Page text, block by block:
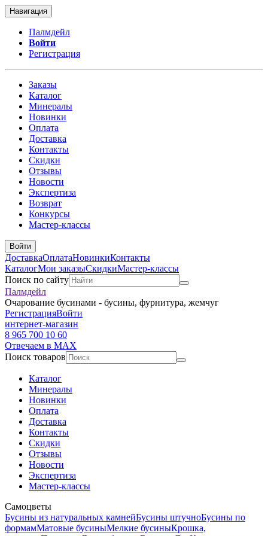
Навигация
Палмдейл
Войти
Регистрация
Заказы
Каталог
Минералы
Новинки
Оплата
Доставка
Контакты
Скидки
Отзывы
Новости
Экспертиза
Возврат
Конкурсы
Мастер-классы
Войти
ДоставкаОплатаНовинкиКонтакты
КаталогМои заказыСкидкиМастер-классы
Поиск по сайту
Палмдейл
Очарование бусинами - бусины, фурнитура, жемчуг
РегистрацияВойти
интернет-магазин
8 965 700 10 60
Отвечаем в MAX
Поиск товаров
Каталог
Минералы
Новинки
Оплата
Доставка
Контакты
Скидки
Отзывы
Новости
Экспертиза
Мастер-классы
Самоцветы
Бусины из натуральных камнейБусины штучноБусины по
формамМатовые бусиныМелкие бусиныКрошка,